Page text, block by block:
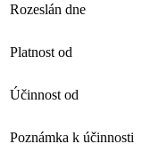
Rozeslán dne
Platnost od
Účinnost od
Poznámka k účinnosti